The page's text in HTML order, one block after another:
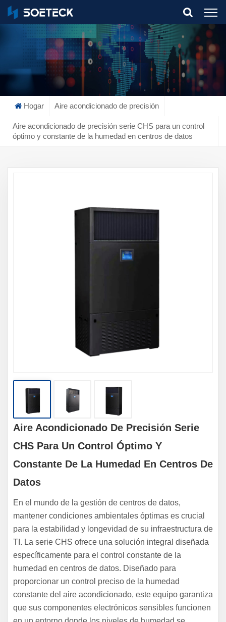
What Are You Looking For?
Hogar Aire acondicionado de precisión
Aire acondicionado de precisión serie CHS para un control
óptimo y constante de la humedad en centros de datos
Aire Acondicionado De Precisión Serie
CHS Para Un Control Óptimo Y
Constante De La Humedad En Centros De
Datos
En el mundo de la gestión de centros de datos,
mantener condiciones ambientales óptimas es crucial
para la estabilidad y longevidad de su infraestructura de
TI. La serie CHS ofrece una solución integral diseñada
específicamente para el control constante de la
humedad en centros de datos. Diseñado para
proporcionar un control preciso de la humedad
constante del aire acondicionado, este equipo garantiza
que sus componentes electrónicos sensibles funcionen